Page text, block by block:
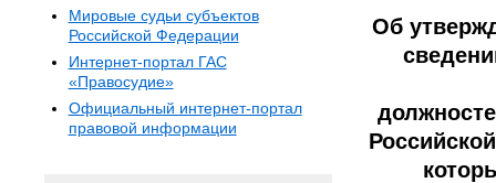
Об
Мировые судьи субъектов
Российской Федерации
Интернет-портал ГАС
«Правосудие»
Официальный интернет-портал
правовой информации